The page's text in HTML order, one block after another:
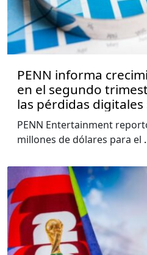
PENN informa
en el segundo
las pérdidas
PENN Entertainment
millones de dólares para el